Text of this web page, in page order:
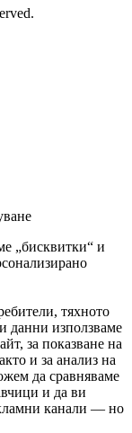
„бисквитки“ и
тяхното
данни използваме
за показване на
и за анализ на
да сравняваме
и да ви
канали — но